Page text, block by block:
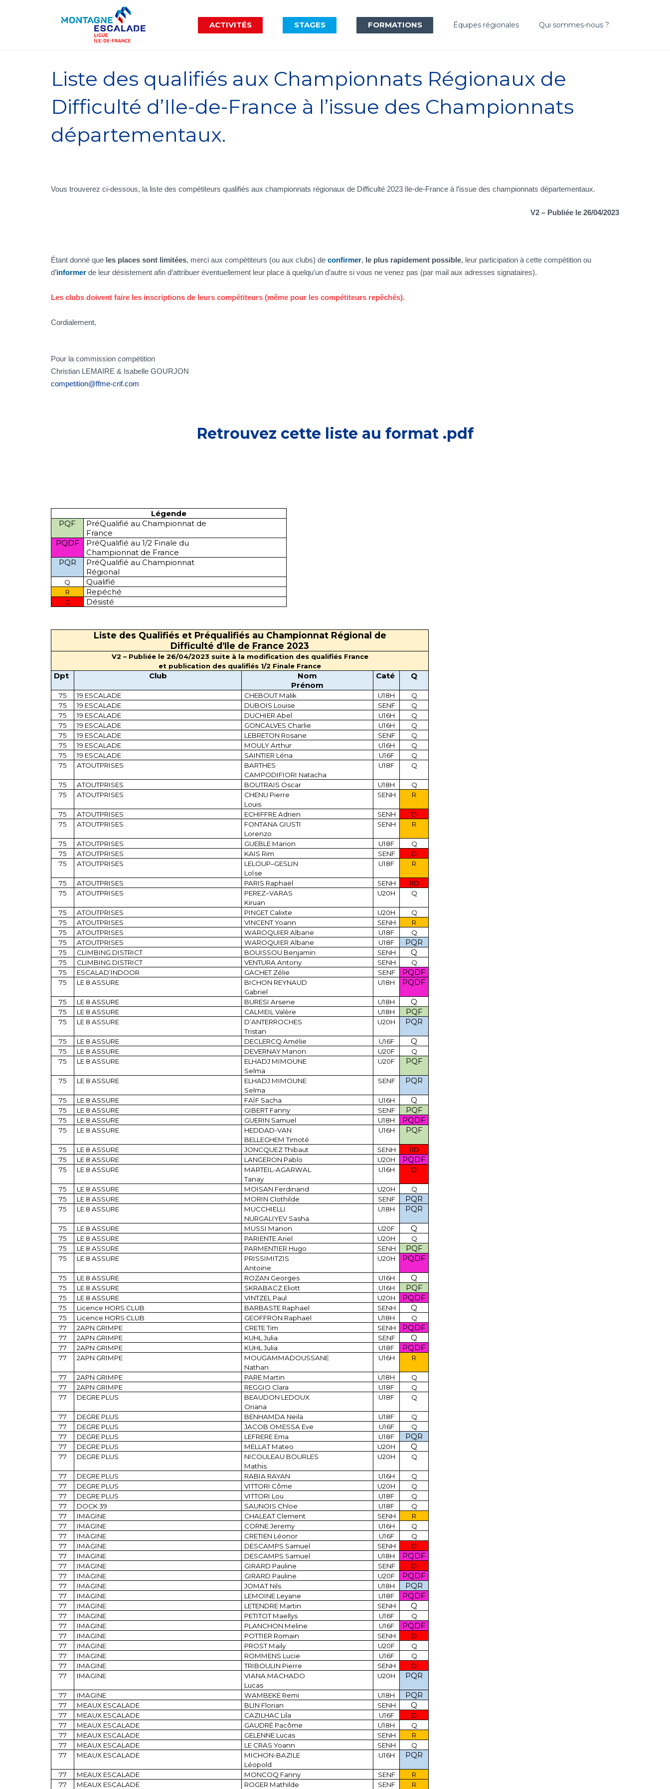
ACTIVITÉS STAGES FORMATIONS Équipes régionales Qui sommes-nous ?
Liste des qualifiés aux Championnats Régionaux de
Difficulté d’Ile-de-France à l’issue des Championnats
départementaux.
Vous trouverez ci-dessous, la liste des compétiteurs qualifiés aux championnats régionaux de Difficulté 2023 Ile-de-France à l’issue des championnats départementaux.
V2 – Publiée le 26/04/2023
Étant donné que les places sont limitées, merci aux compétiteurs (ou aux clubs) de confirmer, le plus rapidement possible, leur participation à cette compétition ou
d’informer de leur désistement afin d’attribuer éventuellement leur place à quelqu’un d’autre si vous ne venez pas (par mail aux adresses signataires).
Les clubs doivent faire les inscriptions de leurs compétiteurs (même pour les compétiteurs repêchés).
Cordialement,
Pour la commission compétition
Christian LEMAIRE & Isabelle GOURJON
competition@ffme-crif.com
Retrouvez cette liste au format .pdf
Légende
PQF
PréQualifié au Championnat de
France
PQDF
PréQualifié au 1/2 Finale du
Championnat de France
PQR
PréQualifié au Championnat
Régional
Q Qualifié
R Repéché
D Désisté
Liste des Qualifiés et Préqualifiés au Championnat Régional de
Difficulté d’Ile de France 2023
V2 – Publiée le 26/04/2023 suite à la modification des qualifiés France
et publication des qualifiés 1/2 Finale France
Dpt Club
Nom
Prénom
Caté Q
75 19 ESCALADE CHEBOUT Malik U18H
Q
75
19 ESCALADE DUBOIS Louise SENF
Q
75
19 ESCALADE DUCHIER Abel U16H
Q
75
19 ESCALADE GONCALVES Charlie U16H
Q
75
19 ESCALADE LEBRETON Rosane SENF
Q
75
19 ESCALADE MOULY Arthur U16H
Q
75
19 ESCALADE SAINTIER Léna U16F
Q
75
ATOUTPRISES
BARTHES
CAMPODIFIORI Natacha
U18F Q
75 ATOUTPRISES BOUTRAIS Oscar U18H
Q
75
ATOUTPRISES
CHENU Pierre
Louis
SENH R
75 ATOUTPRISES ECHIFFRE Adrien SENH
D
75
ATOUTPRISES
FONTANA GIUSTI
Lorenzo
SENH R
75 ATOUTPRISES GUEBLE Marion U18F
Q
75
ATOUTPRISES KAIS Rim SENF
D
75
ATOUTPRISES
LELOUP–GESLIN
LoÏse
U18F R
75 ATOUTPRISES PARIS Raphaël SENH
RD
75
ATOUTPRISES
PEREZ–VARAS
Kiruan
U20H Q
75 ATOUTPRISES PINGET Calixte U20H
Q
75
ATOUTPRISES VINCENT Yoann SENH
R
75
ATOUTPRISES WAROQUIER Albane U18F
Q
75
ATOUTPRISES WAROQUIER Albane U18F PQR
75 CLIMBING DISTRICT BOUISSOU Benjamin SENH Q
75 CLIMBING DISTRICT VENTURA Antony SENH
Q
75
ESCALAD’INDOOR GACHET Zélie SENF PQDF
75 LE 8 ASSURE
BICHON REYNAUD
Gabriel
U18H PQDF
75 LE 8 ASSURE BURESI Arsene U18H Q
75 LE 8 ASSURE CALMEIL Valère U18H PQF
75 LE 8 ASSURE
D’ANTERROCHES
Tristan
U20H PQR
75 LE 8 ASSURE DECLERCQ Amélie U16F Q
75 LE 8 ASSURE DEVERNAY Manon U20F
Q
75
LE 8 ASSURE
ELHADJ MIMOUNE
Selma
U20F PQF
75 LE 8 ASSURE
ELHADJ MIMOUNE
Selma
SENF PQR
75 LE 8 ASSURE FAÏF Sacha U16H Q
75 LE 8 ASSURE GIBERT Fanny SENF PQF
75 LE 8 ASSURE GUERIN Samuel U18H PQDF
75 LE 8 ASSURE
HEDDAD-VAN
BELLEGHEM Timoté
U16H PQF
75 LE 8 ASSURE JONCQUEZ Thibaut SENH
RD
75
LE 8 ASSURE LANGERON Pablo U20H PQDF
75 LE 8 ASSURE
MARTEIL-AGARWAL
Tanay
U16H D
75 LE 8 ASSURE MOISAN Ferdinand U20H
Q
75
LE 8 ASSURE MORIN Clothilde SENF PQR
75 LE 8 ASSURE
MUCCHIELLI
NURGALIYEV Sasha
U18H PQR
75 LE 8 ASSURE MUSSI Manon U20F Q
75 LE 8 ASSURE PARIENTE Ariel U20H
Q
75
LE 8 ASSURE PARMENTIER Hugo SENH PQF
75 LE 8 ASSURE
PRISSIMITZIS
Antoine
U20H PQDF
75 LE 8 ASSURE ROZAN Georges U16H Q
75 LE 8 ASSURE SKRABACZ Eliott U16H PQF
75 LE 8 ASSURE VINTZEL Paul U20H PQDF
75 Licence HORS CLUB BARBASTE Raphael SENH Q
75 Licence HORS CLUB GEOFFRON Raphaël U18H
Q
77
2APN GRIMPE CRETE Tim SENH PQDF
77 2APN GRIMPE KUHL Julia SENF Q
77 2APN GRIMPE KUHL Julia U18F PQDF
77 2APN GRIMPE
MOUGAMMADOUSSANE
Nathan
U16H R
77 2APN GRIMPE PARE Martin U18H
Q
77
2APN GRIMPE REGGIO Clara U18F
Q
77
DEGRE PLUS
BEAUDON LEDOUX
Oriana
U18F Q
77 DEGRE PLUS BENHAMDA Neila U18F
Q
77
DEGRE PLUS JACOB OMESSA Eve U16F
Q
77
DEGRE PLUS LEFRERE Ema U18F PQR
77 DEGRE PLUS MELLAT Mateo U20H Q
77 DEGRE PLUS
NICOULEAU BOURLES
Mathis
U20H Q
77 DEGRE PLUS RABIA RAYAN U16H
Q
77
DEGRE PLUS VITTORI Côme U20H
Q
77
DEGRE PLUS VITTORI Lou U18F
Q
77
DOCK 39 SAUNOIS Chloe U18F
Q
77
IMAGINE CHALEAT Clement SENH
R
77
IMAGINE CORNE Jeremy U16H
Q
77
IMAGINE CRETIEN Léonor U16F
Q
77
IMAGINE DESCAMPS Samuel SENH
D
77
IMAGINE DESCAMPS Samuel U18H PQDF
77 IMAGINE GIRARD Pauline SENF
D
77
IMAGINE GIRARD Pauline U20F PQDF
77 IMAGINE JOMAT Nils U18H PQR
77 IMAGINE LEMOINE Leyane U18F PQDF
77 IMAGINE LETENDRE Martin SENH Q
77 IMAGINE PETITOT Maellys U16F
Q
77
IMAGINE PLANCHON Meline U16F PQDF
77 IMAGINE POTTIER Romain SENH
D
77
IMAGINE PROST Maily U20F
Q
77
IMAGINE ROMMENS Lucie U16F
Q
77
IMAGINE TRIBOULIN Pierre SENH
D
77
IMAGINE
VIANA MACHADO
Lucas
U20H PQR
77 IMAGINE WAMBEKE Remi U18H PQR
77 MEAUX ESCALADE BLIN Florian SENH Q
77 MEAUX ESCALADE CAZILHAC Lila U16F
D
77
MEAUX ESCALADE GAUDRÉ Pacôme U18H
Q
77
MEAUX ESCALADE GELENNE Lucas SENH
R
77
MEAUX ESCALADE LE CRAS Yoann SENH
Q
77
MEAUX ESCALADE
MICHON-BAZILE
Léopold
U16H PQR
77 MEAUX ESCALADE MONCOQ Fanny SENF
R
77
MEAUX ESCALADE ROGER Mathilde SENF R